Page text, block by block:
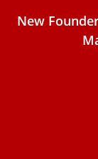
New